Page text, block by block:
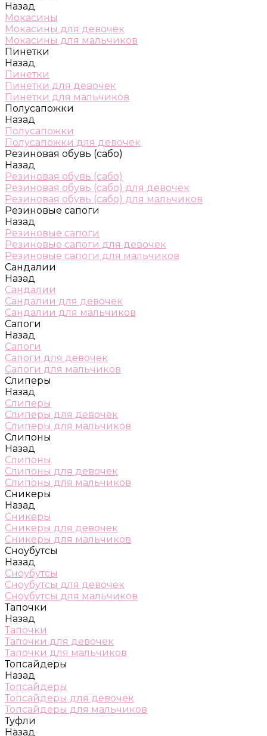
Назад
Мокасины
Мокасины для девочек
Мокасины для мальчиков
Пинетки
Назад
Пинетки
Пинетки для девочек
Пинетки для мальчиков
Полусапожки
Назад
Полусапожки
Полусапожки для девочек
Резиновая обувь (сабо)
Назад
Резиновая обувь (сабо)
Резиновая обувь (сабо) для девочек
Резиновая обувь (сабо) для мальчиков
Резиновые сапоги
Назад
Резиновые сапоги
Резиновые сапоги для девочек
Резиновые сапоги для мальчиков
Сандалии
Назад
Сандалии
Сандалии для девочек
Сандалии для мальчиков
Сапоги
Назад
Сапоги
Сапоги для девочек
Сапоги для мальчиков
Слиперы
Назад
Слиперы
Слиперы для девочек
Слиперы для мальчиков
Слипоны
Назад
Слипоны
Слипоны для девочек
Слипоны для мальчиков
Сникеры
Назад
Сникеры
Сникеры для девочек
Сникеры для мальчиков
Сноубутсы
Назад
Сноубутсы
Сноубутсы для девочек
Сноубутсы для мальчиков
Тапочки
Назад
Тапочки
Тапочки для девочек
Тапочки для мальчиков
Топсайдеры
Назад
Топсайдеры
Топсайдеры для девочек
Топсайдеры для мальчиков
Туфли
Назад